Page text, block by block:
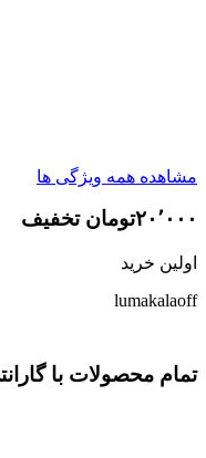
مشاهده همه ویژگی ها
۲۰٬۰۰۰تومان تخفیف
اولین خرید
lumakalaoff
تمام محصولات با